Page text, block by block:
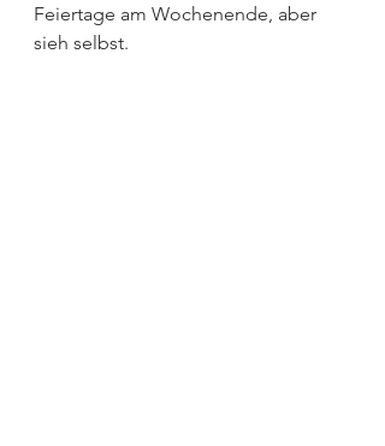
Feiertage am Wochenende, aber
sieh selbst.⁣⁣